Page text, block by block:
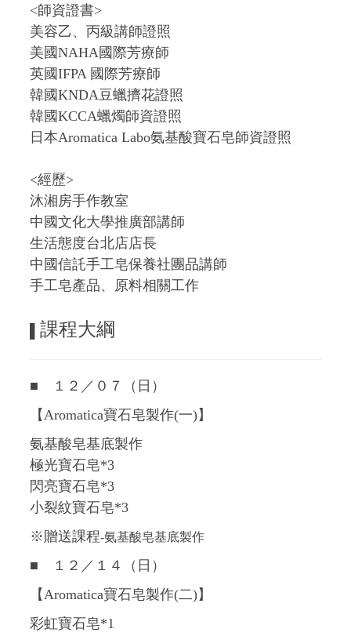
<師資證書>
美容乙、丙級講師證照
美國NAHA國際芳療師
英國IFPA 國際芳療師
韓國KNDA豆蠟擠花證照
韓國KCCA蠟燭師資證照
日本Aromatica Labo氨基酸寶石皂師資證照
<經歷>
沐湘房手作教室
中國文化大學推廣部講師
生活態度台北店店長
中國信託手工皂保養社團品講師
手工皂產品、原料相關工作
課程大綱
■ １２／０７（日）
【Aromatica寶石皂製作(一)】
氨基酸皂基底製作
極光寶石皂*3
閃亮寶石皂*3
小裂紋寶石皂*3
※贈送課程-氨基酸皂基底製作
■ １２／１４（日）
【Aromatica寶石皂製作(二)】
彩虹寶石皂*1